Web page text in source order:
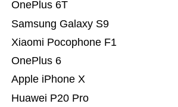
Huawei P20 Pro
Apple iPhone X
OnePlus 6
Xiaomi Pocophone F1
Samsung Galaxy S9
OnePlus 6T